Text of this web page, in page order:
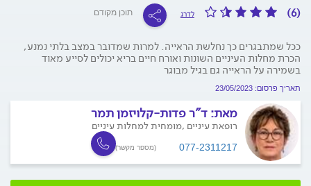
(6) לדרג תוכן מקודם
ככל שמתבגרים כך נחלשת הראייה. למרות שמדובר במצב בלתי נמנע,
הכרת מחלות העיניים השונות ואורח חיים בריא יכולים לסייע מאוד
בשמירה על הראייה גם בגיל מבוגר
תאריך פרסום: 23/05/2023
מאת: ד"ר פדות-קלויזמן תמר
רופאת עיניים ,מומחית למחלות עיניים
077-2311217 (מספר מקשר)